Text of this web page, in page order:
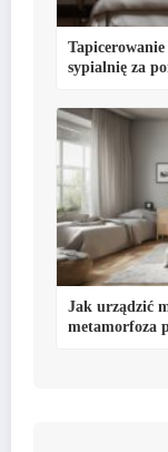
sypialnię za
Jak urządzić
metamorfoza